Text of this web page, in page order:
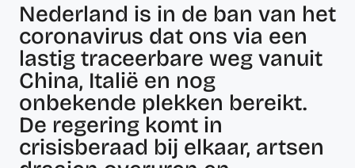
Nederland is in de ban van het
coronavirus dat ons via een
lastig traceerbare weg vanuit
China, Italië en nog
onbekende plekken bereikt.
De regering komt in
crisisberaad bij elkaar, artsen